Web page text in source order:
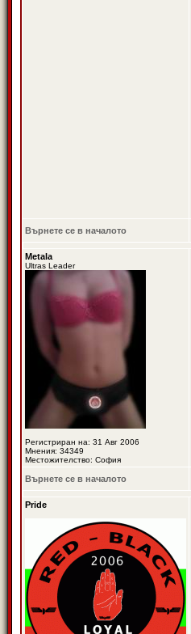
Върнете се в началото
Metala
Ultras Leader
Регистриран на: 31 Авг 2006
Мнения: 34349
Местожителство: София
Върнете се в началото
Pride